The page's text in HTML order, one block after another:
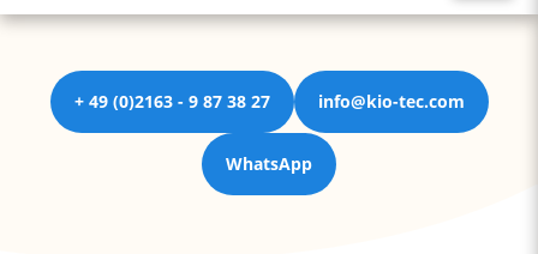
+ 49 (0)2163 - 9 87 38 27 info@kio-tec.com
WhatsApp